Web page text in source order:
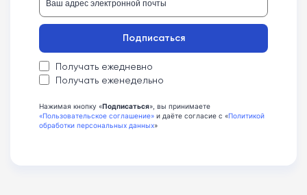
Получать ежедневно
Получать еженедельно
Подписаться
Нажимая кнопку «Подписаться», вы принимаете
«Пользовательское соглашение» и даёте согласие с «Политикой
обработки персональных данных»